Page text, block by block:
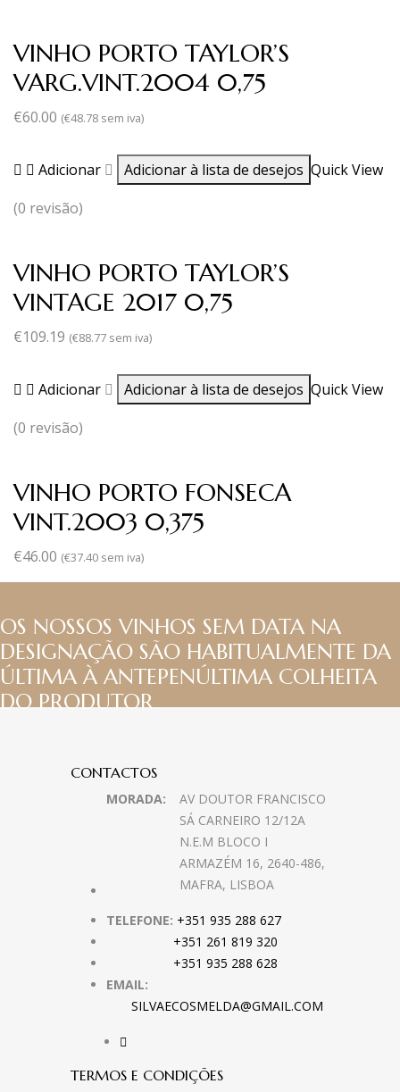
VINHO PORTO TAYLOR’S
VARG.VINT.2004 0,75
€60.00 (€48.78 sem iva)
Adicionar Adicionar à lista de desejos Quick View
(0 revisão)
VINHO PORTO TAYLOR’S
VINTAGE 2017 0,75
€109.19 (€88.77 sem iva)
Adicionar Adicionar à lista de desejos Quick View
(0 revisão)
VINHO PORTO FONSECA
VINT.2003 0,375
€46.00 (€37.40 sem iva)
OS NOSSOS VINHOS SEM DATA NA
DESIGNAÇÃO SÃO HABITUALMENTE DA
ÚLTIMA À ANTEPENÚLTIMA COLHEITA
DO PRODUTOR
CONTACTOS
MORADA:
AV DOUTOR FRANCISCO
SÁ CARNEIRO 12/12A
N.E.M BLOCO I
ARMAZÉM 16, 2640-486,
MAFRA, LISBOA
TELEFONE: +351 935 288 627
+351 261 819 320
+351 935 288 628
EMAIL:
SILVAECOSMELDA@GMAIL.COM
TERMOS E CONDIÇÕES